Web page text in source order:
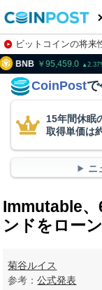
ビットコインの将来
株特集・関連銘柄
95,459.0 2.37
CoinPost
15年間休眠
取得単価は
ニ
Immutable
ンドをロー
菊谷ルイス
参考：公式発表